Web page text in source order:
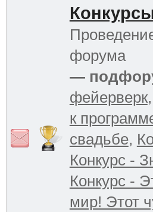
форума
—
фейерверк,
к
свадьбе,
Конкурс -
Конкурс -
мир! Этот